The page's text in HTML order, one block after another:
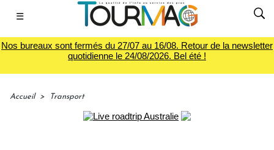
☰
Nos bureaux sont fermés du 27/07 au 16/08. Retour de la newsletter
quotidienne le 24/08/2026. Bel été !
Accueil > Transport